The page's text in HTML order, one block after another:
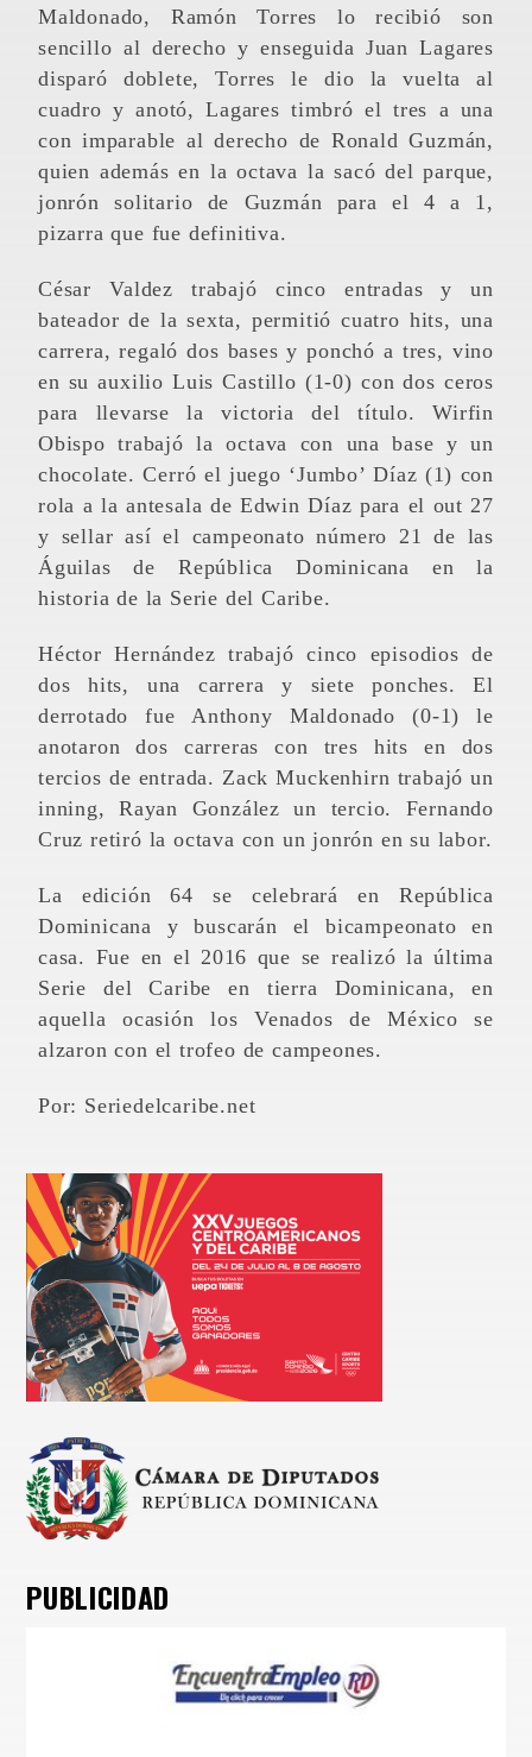
Maldonado, Ramón Torres lo recibió son
sencillo al derecho y enseguida Juan Lagares
disparó doblete, Torres le dio la vuelta al
cuadro y anotó, Lagares timbró el tres a una
con imparable al derecho de Ronald Guzmán,
quien además en la octava la sacó del parque,
jonrón solitario de Guzmán para el 4 a 1,
pizarra que fue definitiva.
César Valdez trabajó cinco entradas y un
bateador de la sexta, permitió cuatro hits, una
carrera, regaló dos bases y ponchó a tres, vino
en su auxilio Luis Castillo (1-0) con dos ceros
para llevarse la victoria del título. Wirfin
Obispo trabajó la octava con una base y un
chocolate. Cerró el juego ‘Jumbo’ Díaz (1) con
rola a la antesala de Edwin Díaz para el out 27
y sellar así el campeonato número 21 de las
Águilas de República Dominicana en la
historia de la Serie del Caribe.
Héctor Hernández trabajó cinco episodios de
dos hits, una carrera y siete ponches. El
derrotado fue Anthony Maldonado (0-1) le
anotaron dos carreras con tres hits en dos
tercios de entrada. Zack Muckenhirn trabajó un
inning, Rayan González un tercio. Fernando
Cruz retiró la octava con un jonrón en su labor.
La edición 64 se celebrará en República
Dominicana y buscarán el bicampeonato en
casa. Fue en el 2016 que se realizó la última
Serie del Caribe en tierra Dominicana, en
aquella ocasión los Venados de México se
alzaron con el trofeo de campeones.
Por: Seriedelcaribe.net
PUBLICIDAD